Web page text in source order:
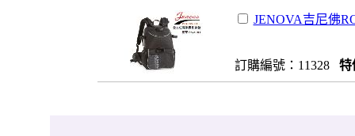
JENOVA吉尼佛
訂購編號：11328 特